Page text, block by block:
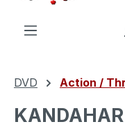
DVD Action /